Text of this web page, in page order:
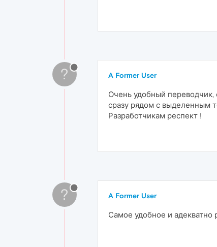
? A Former User
Очень удобный переводчик,
сразу рядом с выделенным
Разработчикам респект !
? A Former User
Самое удобное и адекватно